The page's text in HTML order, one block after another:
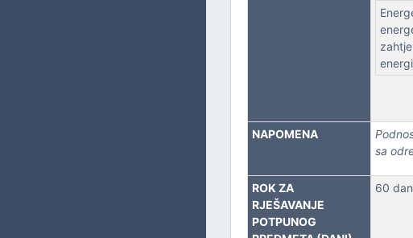
NAPOMENA
sa
ROK ZA
RJEŠAVANJE
POTPUNOG
60